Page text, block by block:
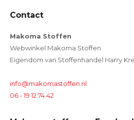
Contact
Makoma Stoffen
Webwinkel Makoma Stoffen
Eigendom van Stoffenhandel Harry
info@makomastoffen.nl
06 - 19 12 74 42